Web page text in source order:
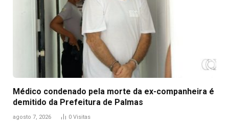
Médico condenado pela morte da ex-companheira é
demitido da Prefeitura de Palmas
agosto 7, 2026 0 Visitas